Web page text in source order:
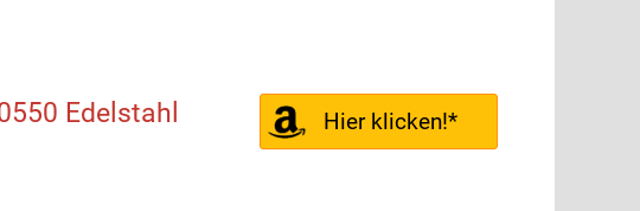
Edelstahl
Hier klicken!*